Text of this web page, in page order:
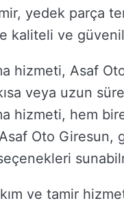
yedek parça
kaliteli ve
hizmeti, Asaf
veya uzun
hizmeti, hem
Oto Giresun,
ve tamir